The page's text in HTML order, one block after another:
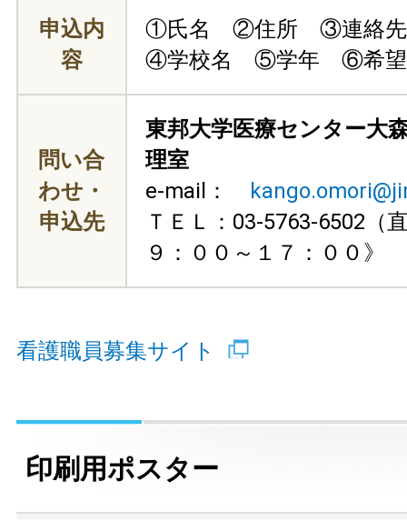
申込内
容
①氏名 ②住所 ③連絡
④学校名 ⑤学年 ⑥希望
問い合
わせ・
申込先
東邦大学医療センター大
理室
e-mail：
ＴＥＬ：03-5763-6502
９：００～１７：００》
看護職員募集サイト
印刷用ポスター